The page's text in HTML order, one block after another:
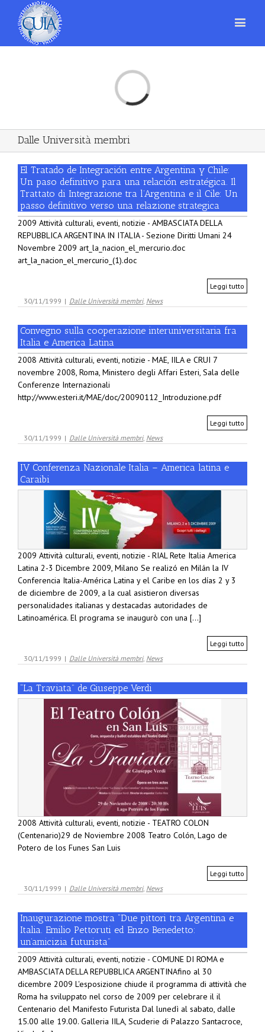
Loading...
Dalle Università membri
El Tratado de Integración entre Argentina y Chile:
Un paso definitivo para una relación estratégica. Il
Trattato di Integrazione tra l’Argentina e il Cile: Un
passo definitivo verso una relazione strategica
2009 Attività culturali, eventi, notizie - AMBASCIATA DELLA
REPUBBLICA ARGENTINA IN ITALIA - Sezione Diritti Umani 24
Novembre 2009 art_la_nacion_el_mercurio.doc
art_la_nacion_el_mercurio_(1).doc
Leggi tutto
30/11/1999 | Dalle Università membri, News
Convegno sulla cooperazione interuniversitaria fra
Italia e America Latina
2008 Attività culturali, eventi, notizie - MAE, IILA e CRUI 7
novembre 2008, Roma, Ministero degli Affari Esteri, Sala delle
Conferenze Internazionali
http://www.esteri.it/MAE/doc/20090112_Introduzione.pdf
Leggi tutto
30/11/1999 | Dalle Università membri, News
IV Conferenza Nazionale Italia – America latina e
Caraibi
2009 Attività culturali, eventi, notizie - RIAL Rete Italia America
Latina 2-3 Dicembre 2009, Milano Se realizó en Milán la IV
Conferencia Italia-América Latina y el Caribe en los días 2 y 3
de diciembre de 2009, a la cual asistieron diversas
personalidades italianas y destacadas autoridades de
Latinoamérica. El programa se inaugurò con una [...]
Leggi tutto
30/11/1999 | Dalle Università membri, News
“La Traviata” de Giuseppe Verdi
2008 Attività culturali, eventi, notizie - TEATRO COLON
(Centenario)29 de Noviembre 2008 Teatro Colón, Lago de
Potero de los Funes San Luis
Leggi tutto
30/11/1999 | Dalle Università membri, News
Inaugurazione mostra “Due pittori tra Argentina e
Italia. Emilio Pettoruti ed Enzo Benedetto:
un’amicizia futurista”
2009 Attività culturali, eventi, notizie - COMUNE DI ROMA e
AMBASCIATA DELLA REPUBBLICA ARGENTINAfino al 30
dicembre 2009 L'esposizione chiude il programma di attività che
Roma ha sviluppato nel corso de 2009 per celebrare il il
Centenario del Manifesto Futurista Dal lunedì al sabato, dalle
15.00 alle 19.00. Galleria IILA, Scuderie di Palazzo Santacroce,